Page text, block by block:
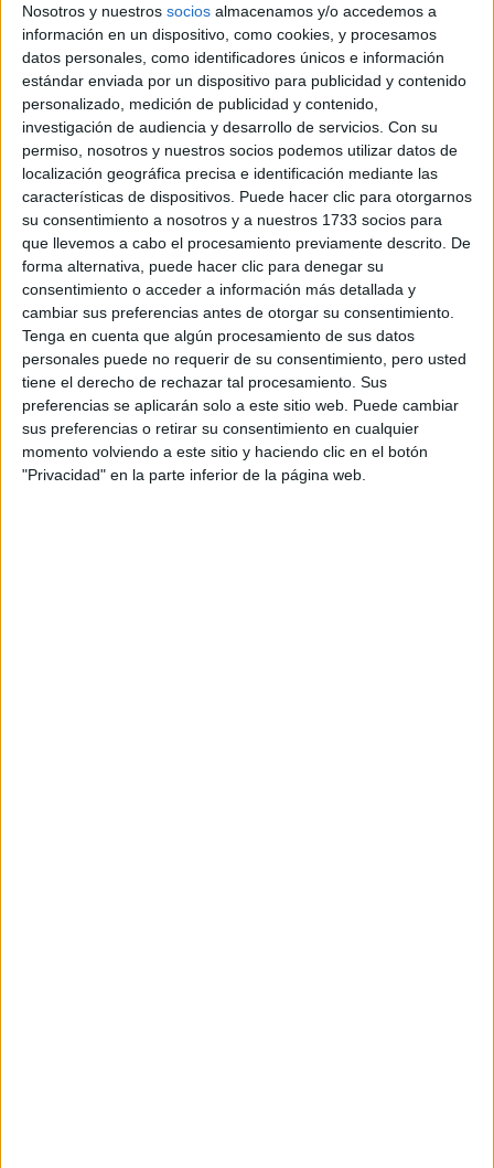
Nosotros y nuestros socios almacenamos y/o accedemos a
información en un dispositivo, como cookies, y procesamos
datos personales, como identificadores únicos e información
estándar enviada por un dispositivo para publicidad y contenido
personalizado, medición de publicidad y contenido,
investigación de audiencia y desarrollo de servicios. Con su
permiso, nosotros y nuestros socios podemos utilizar datos de
localización geográfica precisa e identificación mediante las
características de dispositivos. Puede hacer clic para otorgarnos
su consentimiento a nosotros y a nuestros 1733 socios para
que llevemos a cabo el procesamiento previamente descrito. De
forma alternativa, puede hacer clic para denegar su
consentimiento o acceder a información más detallada y
cambiar sus preferencias antes de otorgar su consentimiento.
Tenga en cuenta que algún procesamiento de sus datos
personales puede no requerir de su consentimiento, pero usted
tiene el derecho de rechazar tal procesamiento. Sus
preferencias se aplicarán solo a este sitio web. Puede cambiar
sus preferencias o retirar su consentimiento en cualquier
momento volviendo a este sitio y haciendo clic en el botón
"Privacidad" en la parte inferior de la página web.
S-CER
ERC
CERA
CERT
Internacionales
Campeonatos Autonómicos
Históricos
Dakar
RallyCross
Circuitos
F1
Fórmula E
F2 / F3 / F4
Resistencia
Indycar
Otros
Producto
Producto